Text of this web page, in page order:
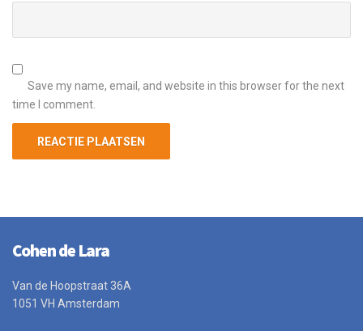
Save my name, email, and website in this browser for the next
time I comment.
Cohen de Lara
Van de Hoopstraat 36A
1051 VH Amsterdam